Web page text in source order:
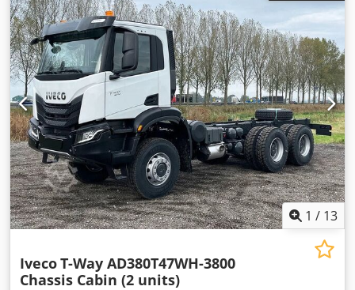
1 / 13
IvecoT-Way AD380T47WH-3800
Chassis Cabin (2 units)